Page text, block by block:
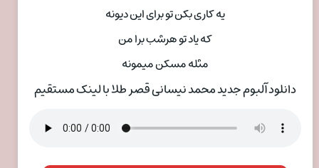
یه کاری بکن تو برای این دیونه
که یاد تو هرشب برا من
مثله مسکن میمونه
دانلود آلبوم جدید محمد نیسانی قصر طلا با لینک مستقیم